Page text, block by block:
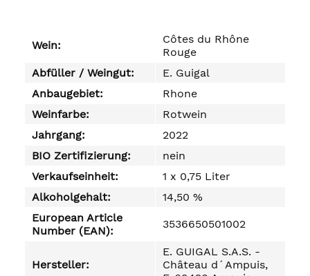
Wein:
Côtes du Rhône
Rouge
Abfüller / Weingut:
E. Guigal
Anbaugebiet:
Rhone
Weinfarbe:
Rotwein
Jahrgang:
2022
BIO Zertifizierung:
nein
Verkaufseinheit:
1 x 0,75 Liter
Alkoholgehalt:
14,50 %
European Article
Number (EAN):
3536650501002
Hersteller:
E. GUIGAL S.A.S. -
Château d´Ampuis,